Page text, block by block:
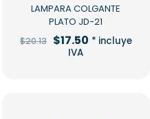
-13%
LAMPARA COLGANTE
PLATO JD-21
$20.13 El
precio
$17.50El
precio
* incluye
IVA